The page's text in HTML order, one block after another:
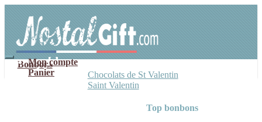
navigation
contenu
Mon compte
Panier
Bonbons
Chocolats de St Valentin
Saint Valentin
Top bonbons